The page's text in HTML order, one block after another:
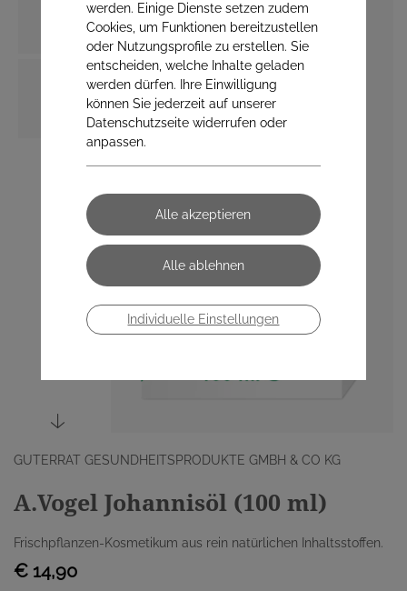
GUTERRAT GESUNDHEITSPRODUKTE GMBH & CO KG
A.Vogel Johannisöl (100 ml)
Frischpflanzen-Kosmetikum aus rein natürlichen Inhaltsstoffen.
€ 14,90
werden. Einige Dienste setzen zudem
Cookies, um Funktionen bereitzustellen
oder Nutzungsprofile zu erstellen. Sie
entscheiden, welche Inhalte geladen
werden dürfen. Ihre Einwilligung
können Sie jederzeit auf unserer
Datenschutzseite widerrufen oder
anpassen.
Individuelle Einstellungen